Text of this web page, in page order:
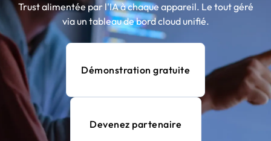
Trust alimentée par l'IA à chaque appareil. Le tout géré
via un tableau de bord cloud unifié.
Démonstration gratuite
Devenez partenaire